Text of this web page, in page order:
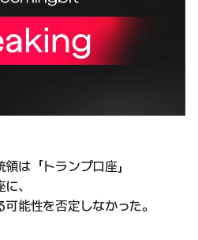
は「トランプ口座」
、
能性を否定しなかった。